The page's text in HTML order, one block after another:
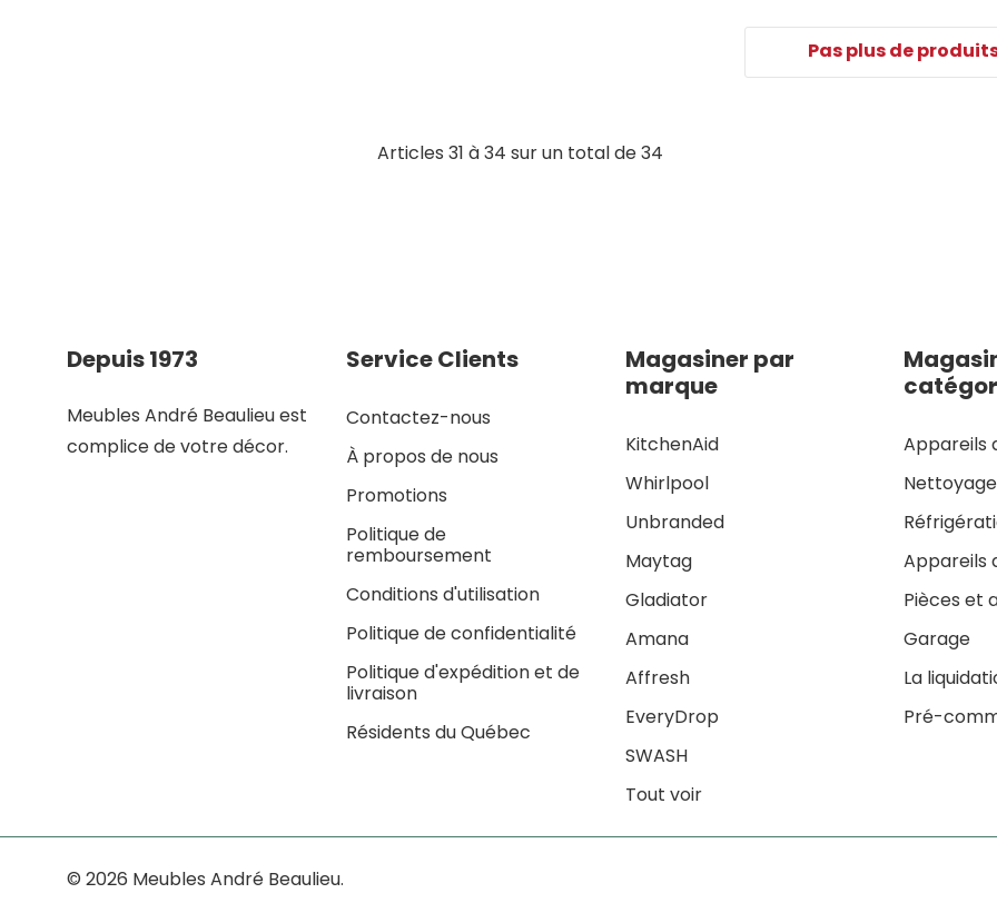
Pas plus de
Articles31 à34 sur un total de34
Depuis 1973
Meubles André Beaulieu est
complice de votre décor.
Service Clients
Contactez-nous
À propos de nous
Promotions
Politique de
remboursement
Conditions d'utilisation
Politique de confidentialité
Politique d'expédition et de
livraison
Résidents du Québec
Magasiner par
marque
KitchenAid
Whirlpool
Unbranded
Maytag
Gladiator
Amana
Affresh
EveryDrop
SWASH
Tout voir
Appareils
Nettoyage
Appareils
Pièces et
Garage
La
Pré-
© 2026 Meubles André Beaulieu.